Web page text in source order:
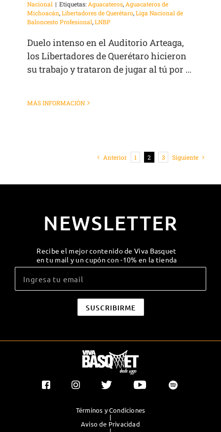
Nacional | Etiquetas: Aguacateros, Aguacateros de
Michoacán,Libertadores de Querétaro,Liga Nacional de
Baloncesto Profesional,LNBP
Duelo intenso en el Auditorio Arteaga,
los Libertadores de Querétaro hicieron
su trabajo y trataron de jugar al tú por ...
MÁS INFORMACIÓN
Anterior 1 2 3 Siguiente
NEWSLETTER
Recibe el mejor contenido de Viva Basquet
en tu mail y un cupón con -10% en la tienda
Términos y Condiciones
|
Aviso de Privacidad